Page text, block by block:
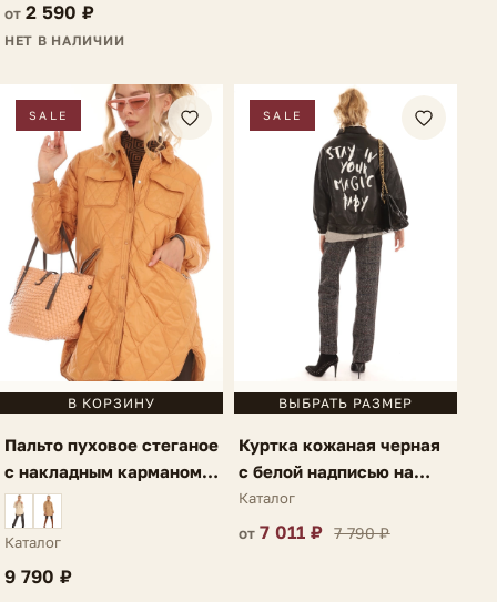
от 2 590 ₽
НЕТ В НАЛИЧИИ
SALE
В КОРЗИНУ
Пальто пуховое стеганое
с накладным карманом
темно-оранжевое Ria
Каталог
9 790 ₽
SALE
ВЫБРАТЬ РАЗМЕР
Куртка кожаная черная
с белой надписью на
спине Lauria
Каталог
от7 011 ₽ 7 790 ₽